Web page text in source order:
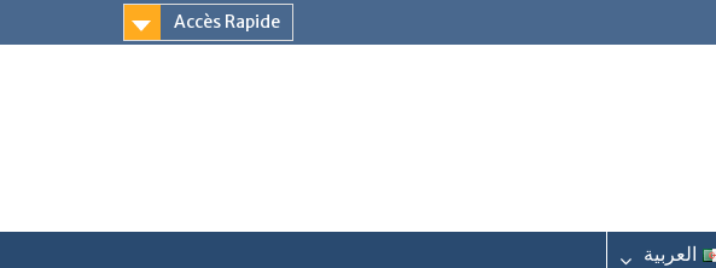
Accès Rapide
العربية